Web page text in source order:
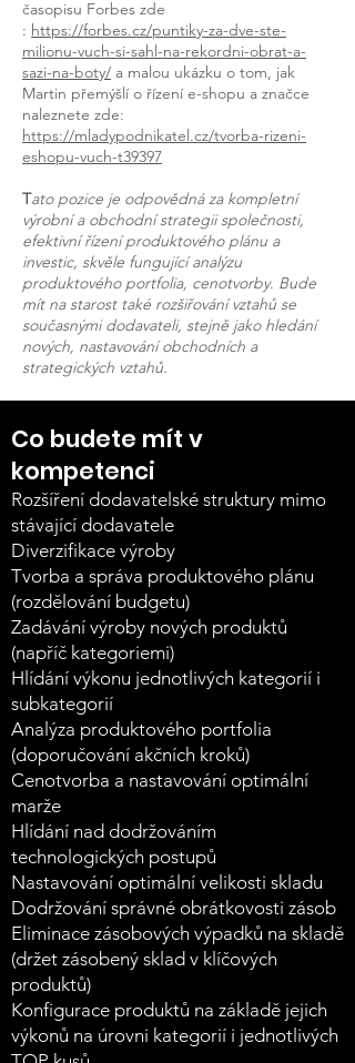
časopisu Forbes zde
: https://forbes.cz/puntiky-za-dve-ste-
milionu-vuch-si-sahl-na-rekordni-obrat-a-
sazi-na-boty/ a malou ukázku o tom, jak
Martin přemýšlí o řízení e-shopu a značce
naleznete zde:
https://mladypodnikatel.cz/tvorba-rizeni-
eshopu-vuch-t39397
Tato pozice je odpovědná za kompletní
výrobní a obchodní strategii společnosti,
efektivní řízení produktového plánu a
investic, skvěle fungující analýzu
produktového portfolia, cenotvorby. Bude
mít na starost také rozšiřování vztahů se
současnými dodavateli, stejně jako hledání
nových, nastavování obchodních a
strategických vztahů.
Co budete mít v
kompetenci
Rozšíření dodavatelské struktury mimo
stávající dodavatele
Diverzifikace výroby
Tvorba a správa produktového plánu
(rozdělování budgetu)
Zadávání výroby nových produktů
(napříč kategoriemi)
Hlídání výkonu jednotlivých kategorií i
subkategorií
Analýza produktového portfolia
(doporučování akčních kroků)
Cenotvorba a nastavování optimální
marže
Hlídání nad dodržováním
technologických postupů
Nastavování optimální velikosti skladu
Dodržování správné obrátkovosti zásob
Eliminace zásobových výpadků na skladě
(držet zásobený sklad v klíčových
produktů)
Konfigurace produktů na základě jejich
výkonů na úrovni kategorií i jednotlivých